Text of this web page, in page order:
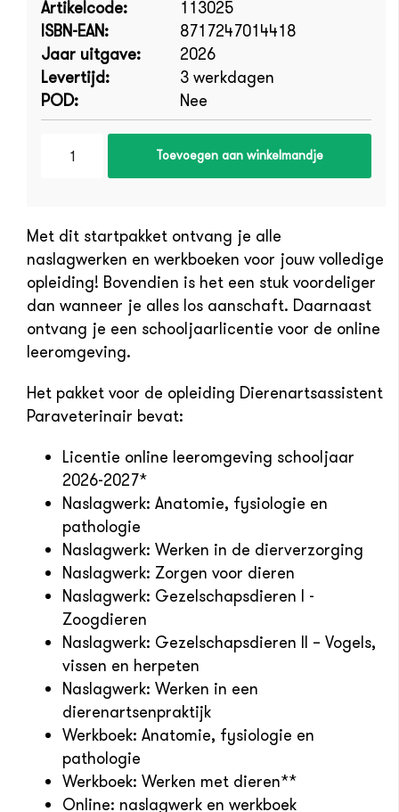
Artikelcode:
113025
ISBN-EAN:
8717247014418
Jaar uitgave:
2026
Levertijd:
3 werkdagen
POD:
Nee
Toevoegen aan winkelmandje
Met dit startpakket ontvang je alle
naslagwerken en werkboeken voor jouw volledige
opleiding! Bovendien is het een stuk voordeliger
dan wanneer je alles los aanschaft. Daarnaast
ontvang je een schooljaarlicentie voor de online
leeromgeving.
Het pakket voor de opleiding Dierenartsassistent
Paraveterinair bevat:
Licentie online leeromgeving schooljaar
2026-2027*
Naslagwerk: Anatomie, fysiologie en
pathologie
Naslagwerk: Werken in de dierverzorging
Naslagwerk: Zorgen voor dieren
Naslagwerk: Gezelschapsdieren I -
Zoogdieren
Naslagwerk: Gezelschapsdieren II – Vogels,
vissen en herpeten
Naslagwerk: Werken in een
dierenartsenpraktijk
Werkboek: Anatomie, fysiologie en
pathologie
Werkboek: Werken met dieren**
Online: naslagwerk en werkboek